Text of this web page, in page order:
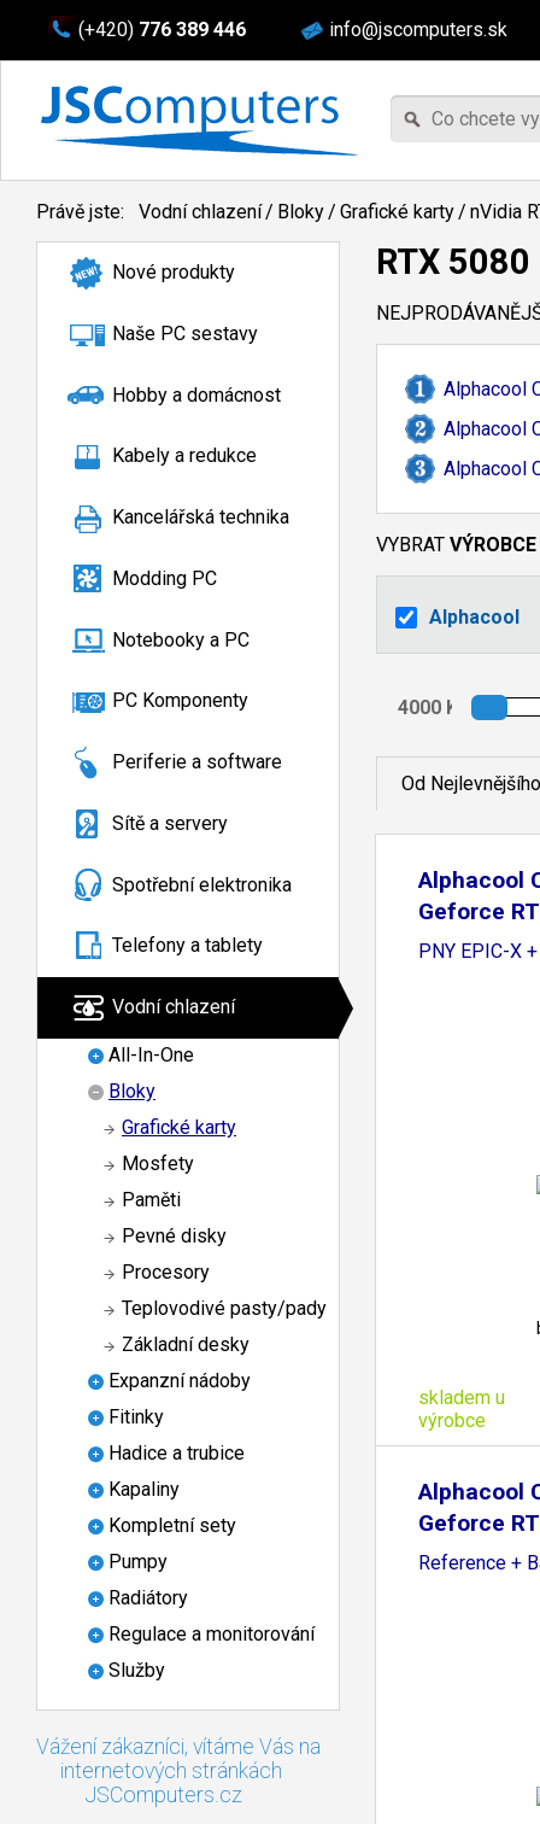
(+420) 776 389 446 info@jscomputers.sk
Právě jste: Vodní chlazení/ Bloky/ Grafické karty/ nVidia
Nové produkty
Naše PC sestavy
Hobby a domácnost
Kabely a redukce
Kancelářská technika
Modding PC
Notebooky a PC
PC Komponenty
Periferie a software
Sítě a servery
Spotřební elektronika
Telefony a tablety
Vodní chlazení
All-In-One
Bloky
Grafické karty
Mosfety
Paměti
Pevné disky
Procesory
Teplovodivé pasty/pady
Základní desky
Expanzní nádoby
Fitinky
Hadice a trubice
Kapaliny
Kompletní sety
Pumpy
Radiátory
Regulace a monitorování
Služby
Vážení zákazníci, vítáme Vás na
internetových stránkách
JSComputers.cz
RTX 5080
Alphacool
Alphacool
Alphacool
VYBRAT VÝROBCE
Alphacool
Od Nejlevnějšího
Alphacool
Geforce
PNY EPIC-X
skladem u
výrobce
Alphacool
Geforce
Reference +